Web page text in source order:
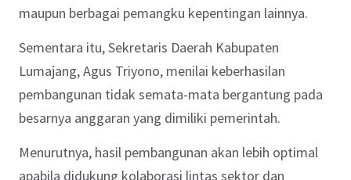
maupun berbagai pemangku kepentingan lainnya.
Sementara itu, Sekretaris Daerah Kabupaten
Lumajang, Agus Triyono, menilai keberhasilan
pembangunan tidak semata-mata bergantung pada
besarnya anggaran yang dimiliki pemerintah.
Menurutnya, hasil pembangunan akan lebih optimal
apabila didukung kolaborasi lintas sektor dan